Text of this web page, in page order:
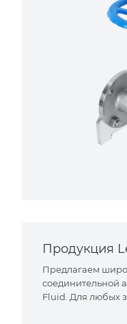
Продукция
Предлагаем
соединительной
Fluid. Для любых